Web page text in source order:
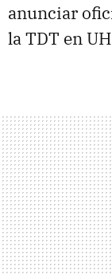
anunciar
la TDT en